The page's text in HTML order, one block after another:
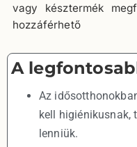
vagy késztermék
hozzáférhető
A
Az
kell higiénikusnak,
lenniük.